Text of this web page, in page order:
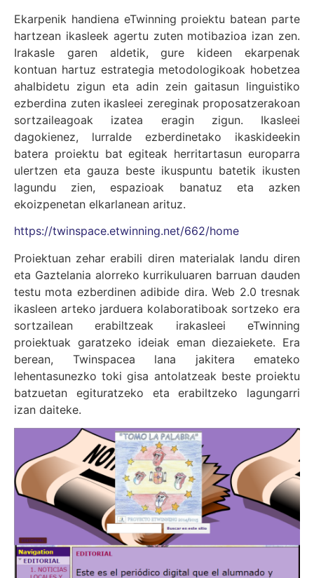
Ekarpenik handiena eTwinning proiektu batean parte
hartzean ikasleek agertu zuten motibazioa izan zen.
Irakasle garen aldetik, gure kideen ekarpenak
kontuan hartuz estrategia metodologikoak hobetzea
ahalbidetu zigun eta adin zein gaitasun linguistiko
ezberdina zuten ikasleei zereginak proposatzerakoan
sortzaileagoak izatea eragin zigun. Ikasleei
dagokienez, lurralde ezberdinetako ikaskideekin
batera proiektu bat egiteak herritartasun europarra
ulertzen eta gauza beste ikuspuntu batetik ikusten
lagundu zien, espazioak banatuz eta azken
ekoizpenetan elkarlanean arituz.
https://twinspace.etwinning.net/662/home
Proiektuan zehar erabili diren materialak landu diren
eta Gaztelania alorreko kurrikuluaren barruan dauden
testu mota ezberdinen adibide dira. Web 2.0 tresnak
ikasleen arteko jarduera kolaboratiboak sortzeko era
sortzailean erabiltzeak irakasleei eTwinning
proiektuak garatzeko ideiak eman diezaiekete. Era
berean, Twinspacea lana jakitera emateko
lehentasunezko toki gisa antolatzeak beste proiektu
batzuetan egituratzeko eta erabiltzeko lagungarri
izan daiteke.